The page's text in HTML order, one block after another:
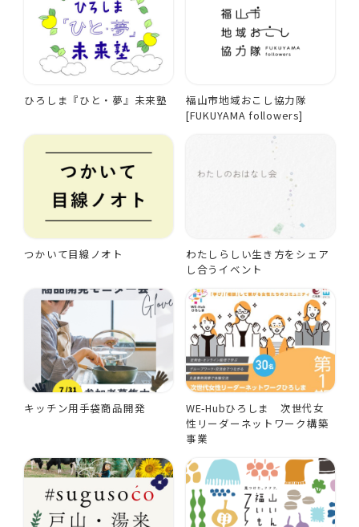
ひろしま『ひと・夢』未来塾
福山市地域おこし協力隊
[FUKUYAMA followers]
つかいて目線ノオト
わたしらしい生き方をシェア
し合うイベント
キッチン用手袋商品開発
WE-Hubひろしま 次世代女
性リーダーネットワーク構築
事業